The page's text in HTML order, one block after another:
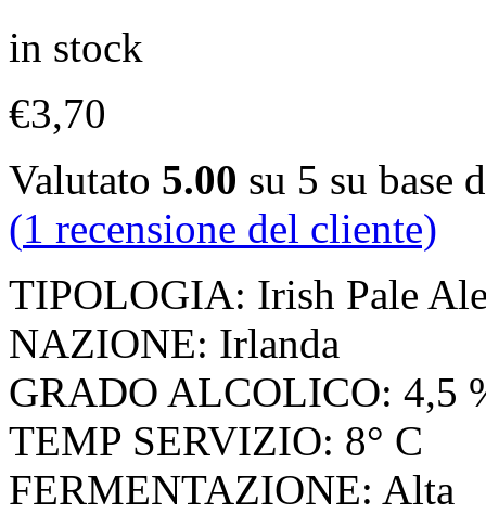
in stock
€3,70
Valutato 5.00 su 5 su base
(1 recensione del cliente)
TIPOLOGIA: Irish Pale
NAZIONE: Irlanda
GRADO ALCOLICO: 4,5
TEMP SERVIZIO: 8° C
FERMENTAZIONE: Alta